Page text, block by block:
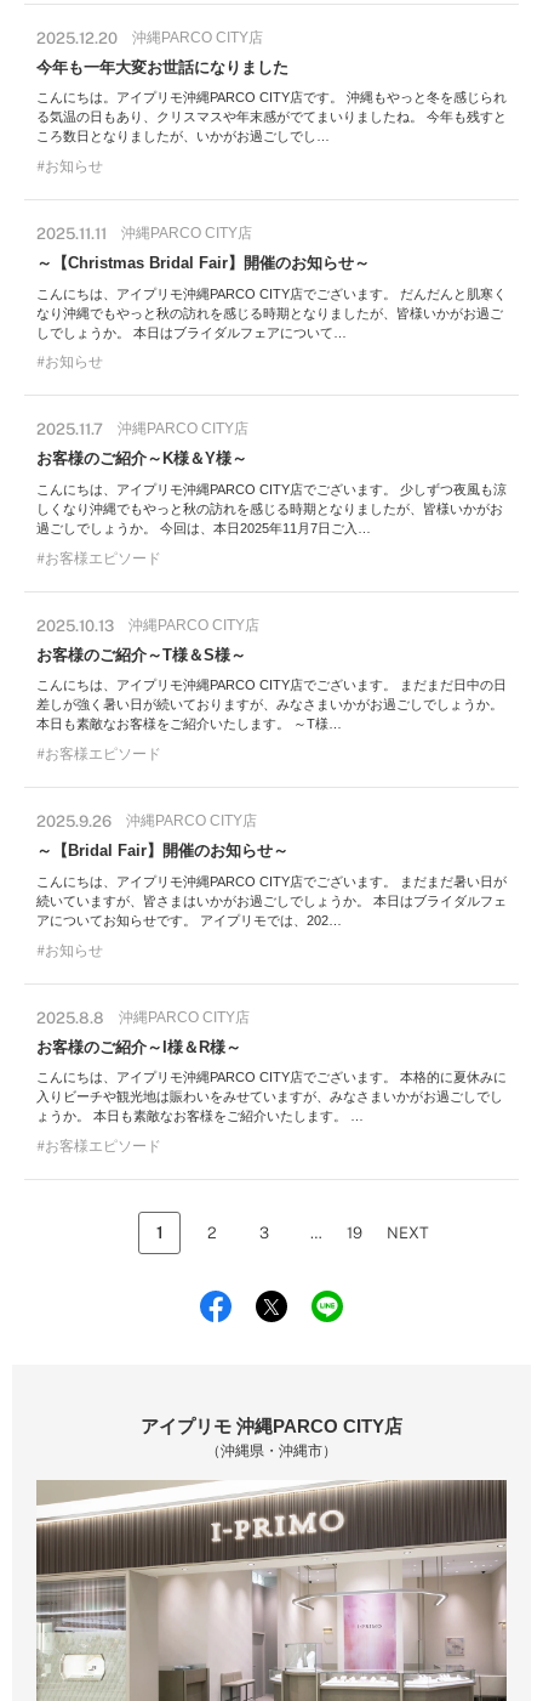
2025.12.20 沖縄PARCO CITY店
今年も一年大変お世話になりました
こんにちは。アイプリモ沖縄PARCO CITY店です。 沖縄もやっと冬を感じられ
る気温の日もあり、クリスマスや年末感がでてまいりましたね。 今年も残すと
ころ数日となりましたが、いかがお過ごしでし…
お知らせ
2025.11.11 沖縄PARCO CITY店
～【Christmas Bridal Fair】開催のお知らせ～
こんにちは、アイプリモ沖縄PARCO CITY店でございます。 だんだんと肌寒く
なり沖縄でもやっと秋の訪れを感じる時期となりましたが、皆様いかがお過ご
しでしょうか。 本日はブライダルフェアについて…
お知らせ
2025.11.7 沖縄PARCO CITY店
お客様のご紹介～K様＆Y様～
こんにちは、アイプリモ沖縄PARCO CITY店でございます。 少しずつ夜風も涼
しくなり沖縄でもやっと秋の訪れを感じる時期となりましたが、皆様いかがお
過ごしでしょうか。 今回は、本日2025年11月7日ご入…
お客様エピソード
2025.10.13 沖縄PARCO CITY店
お客様のご紹介～T様＆S様～
こんにちは、アイプリモ沖縄PARCO CITY店でございます。 まだまだ日中の日
差しが強く暑い日が続いておりますが、みなさまいかがお過ごしでしょうか。
本日も素敵なお客様をご紹介いたします。 ～T様…
お客様エピソード
2025.9.26 沖縄PARCO CITY店
～【Bridal Fair】開催のお知らせ～
こんにちは、アイプリモ沖縄PARCO CITY店でございます。 まだまだ暑い日が
続いていますが、皆さまはいかがお過ごしでしょうか。 本日はブライダルフェ
アについてお知らせです。 アイプリモでは、202…
お知らせ
2025.8.8 沖縄PARCO CITY店
お客様のご紹介～I様＆R様～
こんにちは、アイプリモ沖縄PARCO CITY店でございます。 本格的に夏休みに
入りビーチや観光地は賑わいをみせていますが、みなさまいかがお過ごしでし
ょうか。 本日も素敵なお客様をご紹介いたします。 …
お客様エピソード
1 2 3 … 19 NEXT
アイプリモ 沖縄PARCO CITY店
（沖縄県・沖縄市）